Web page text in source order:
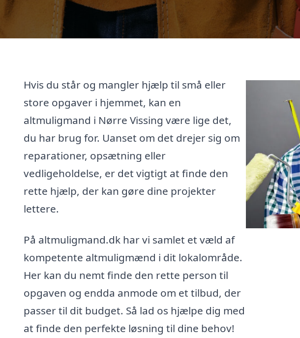
Hvis du står og mangler hjælp til små eller
store opgaver i hjemmet, kan en
altmuligmand i Nørre Vissing være lige det,
du har brug for. Uanset om det drejer sig om
reparationer, opsætning eller
vedligeholdelse, er det vigtigt at finde den
rette hjælp, der kan gøre dine projekter
lettere.
På altmuligmand.dk har vi samlet et væld af
kompetente altmuligmænd i dit lokalområde.
Her kan du nemt finde den rette person til
opgaven og endda anmode om et tilbud, der
passer til dit budget. Så lad os hjælpe dig med
at finde den perfekte løsning til dine behov!